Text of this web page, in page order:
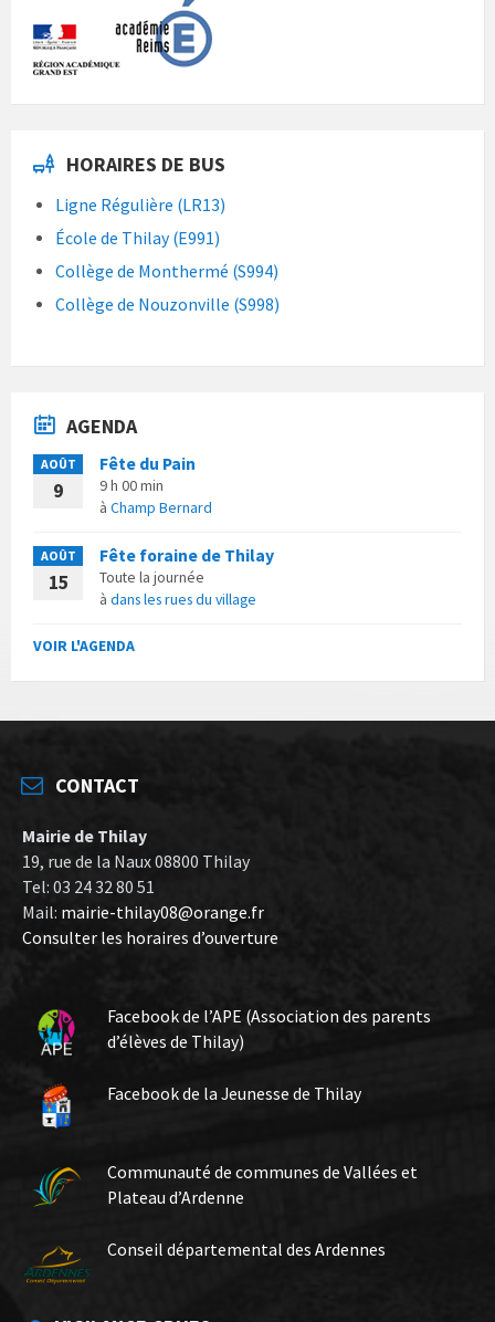
HORAIRES DE BUS
Ligne Régulière (LR13)
École de Thilay (E991)
Collège de Monthermé (S994)
Collège de Nouzonville (S998)
AGENDA
AOÛT
9
Fête du Pain
9 h 00 min
à Champ Bernard
AOÛT
15
Fête foraine de Thilay
Toute la journée
à dans les rues du village
VOIR L'AGENDA
CONTACT
Mairie de Thilay
19, rue de la Naux 08800 Thilay
Tel: 03 24 32 80 51
Mail: mairie-thilay08@orange.fr
Consulter les horaires d’ouverture
Facebook de l’APE (Association des parents
d’élèves de Thilay)
Facebook de la Jeunesse de Thilay
Communauté de communes de Vallées et
Plateau d’Ardenne
Conseil départemental des Ardennes